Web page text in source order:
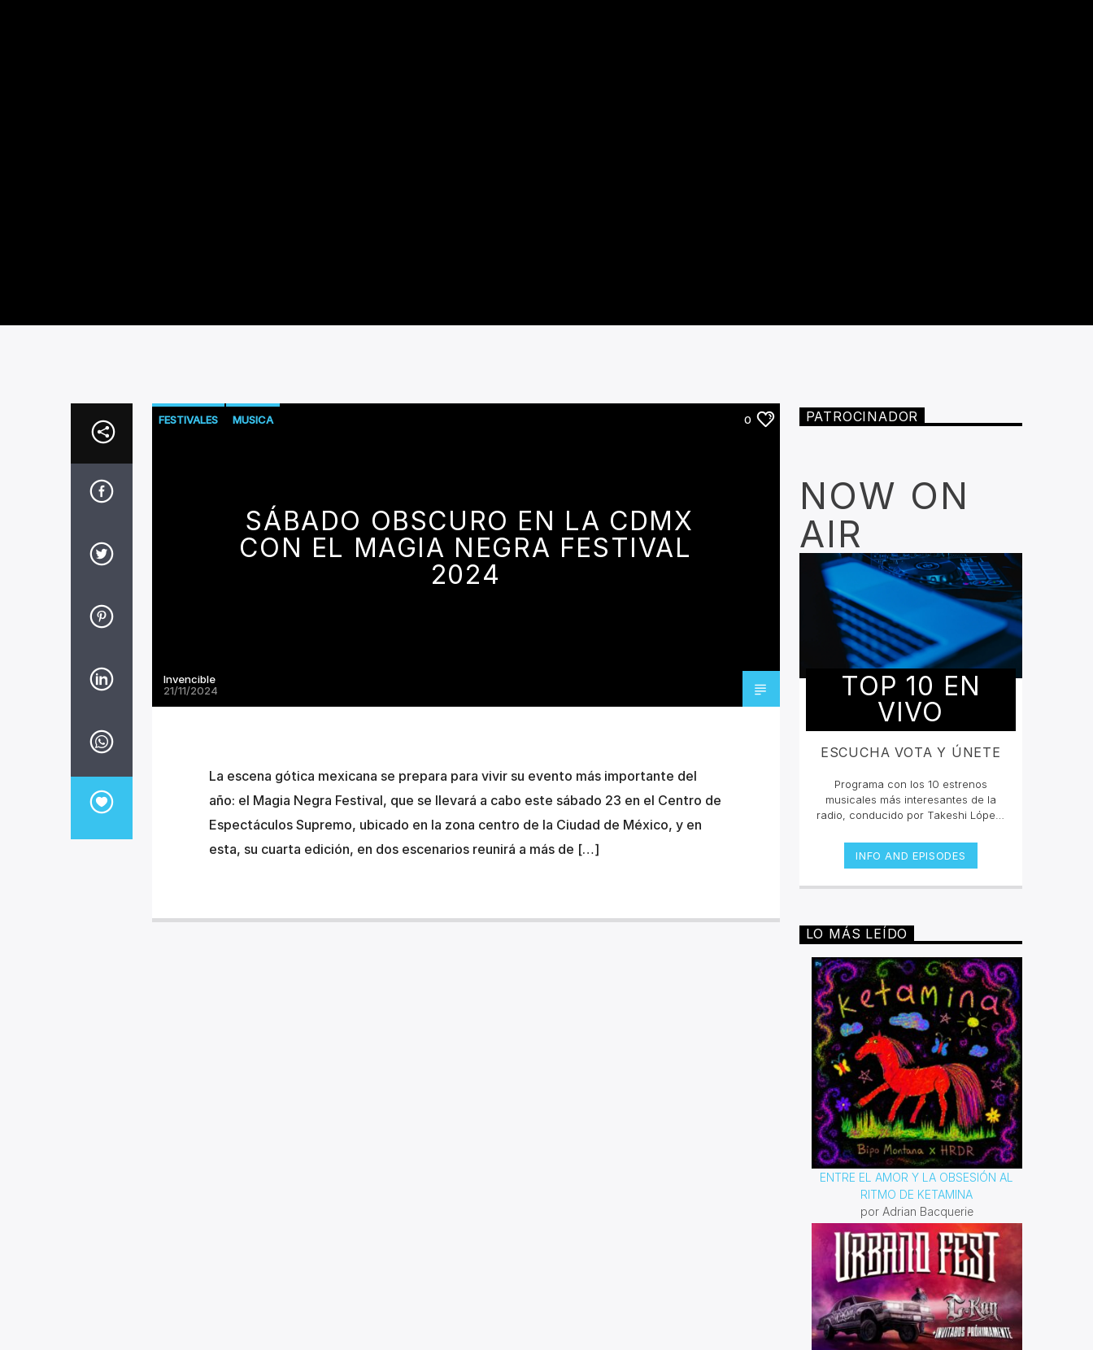
FESTIVALES MUSICA 0
SÁBADO OBSCURO EN LA CDMX
CON EL MAGIA NEGRA FESTIVAL
2024
Invencible
21/11/2024
La escena gótica mexicana se prepara para vivir su evento más importante del
año: el Magia Negra Festival, que se llevará a cabo este sábado 23 en el Centro de
Espectáculos Supremo, ubicado en la zona centro de la Ciudad de México, y en
esta, su cuarta edición, en dos escenarios reunirá a más de […]
PATROCINADOR
NOW ON
AIR
TOP 10 EN
VIVO
ESCUCHA VOTA Y ÚNETE
Programa con los 10 estrenos
musicales más interesantes de la
radio, conducido por Takeshi López,
invencible.net ve a la pestaña de
Top 10 y vota en cada canción, sólo
una.Si quieres conocer más de las
vivo la selección todos los viernes
10pm cada 15 días un playlist
nuevo.Escucha las retransmisiones
los martes de 2pm a 4pm por
invencible.net#juntossomosinvencible
INFO AND EPISODES
LO MÁS LEÍDO
ENTRE EL AMOR Y LA OBSESIÓN AL
RITMO DE KETAMINA
por Adrian Bacquerie